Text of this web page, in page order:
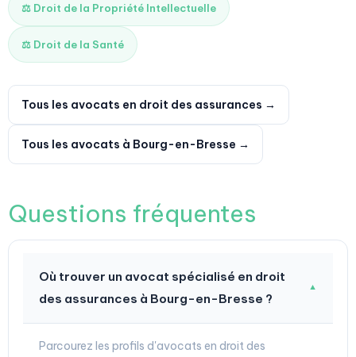
⚖️ Droit de la Propriété Intellectuelle
⚖️ Droit de la Santé
Tous les avocats en droit des assurances →
Tous les avocats à Bourg-en-Bresse →
Questions fréquentes
Où trouver un avocat spécialisé en droit
des assurances à Bourg-en-Bresse ?
▼
Parcourez les profils d'avocats en droit des